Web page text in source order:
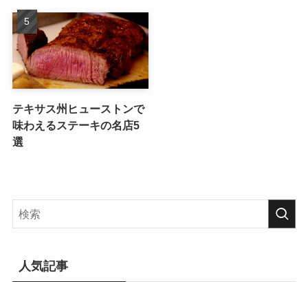
テキサス州ヒューストンで
味わえるステーキの名店5
選
人気記事